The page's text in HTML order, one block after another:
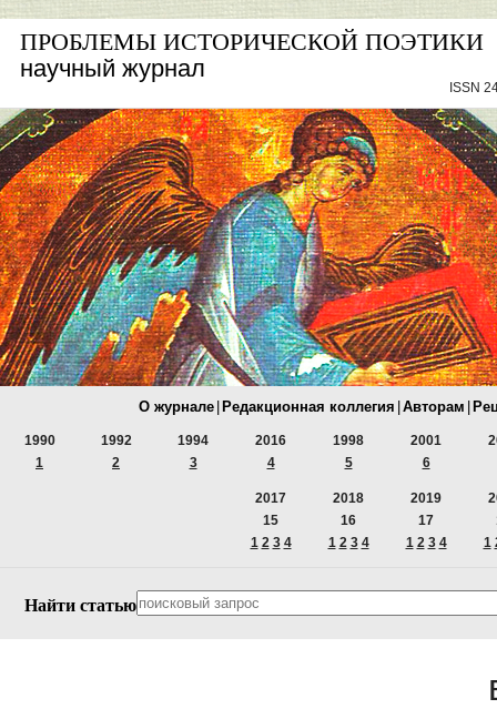
ПРОБЛЕМЫ ИСТОРИЧЕСКОЙ ПОЭТИКИ
научный журнал
ISSN
О журнале Редакционная коллегия Авторам
1990
1
1992
2
1994
3
2016
4
1998
5
2001
6
2017
15
1 2 3 4
2018
16
1 2 3 4
2019
17
1 2 3 4
1
Найти статью